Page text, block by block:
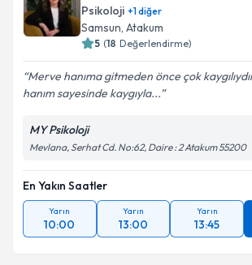
Psikoloji +1diğer
Samsun, Atakum
5 (18 Değerlendirme)
Merve hanıma gitmeden önce çok
hanım sayesinde kaygıyla...
MY Psikoloji
Mevlana, Serhat Cd. No:62, Daire : 2 Atakum 55200
En Yakın Saatler
Yarın
10:00
Yarın
13:00
Yarın
13:45